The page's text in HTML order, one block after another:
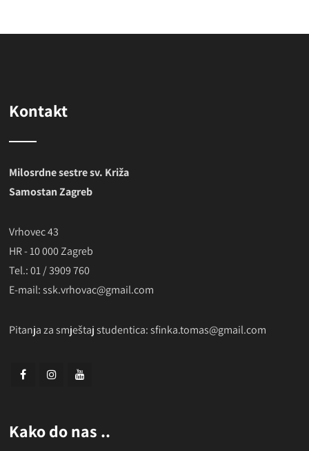
Kontakt
Milosrdne sestre sv. Križa
Samostan Zagreb
Vrhovec 43
HR - 10 000 Zagreb
Tel.: 01 / 3909 760
E-mail: ssk.vrhovac@gmail.com
Pitanja za smještaj studentica:sfinka.tomas@gmail.com
Kako do nas ..